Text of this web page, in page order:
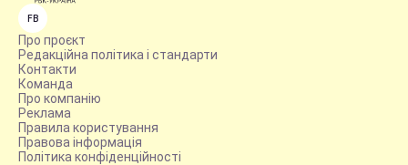
FB
Про проєкт
Редакційна політика і стандарти
Контакти
Команда
Про компанію
Реклама
Правила користування
Правова інформація
Політика конфіденційності